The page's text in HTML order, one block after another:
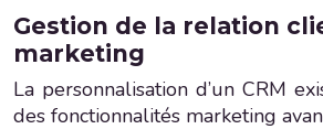
Gestion de la relation
marketing
La personnalisation d’un CRM
des fonctionnalités marketing